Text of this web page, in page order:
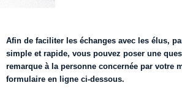
Afin de faciliter les échanges avec les élus,
simple et rapide, vous pouvez poser une
remarque à la personne concernée par votre
formulaire en ligne ci-dessous.